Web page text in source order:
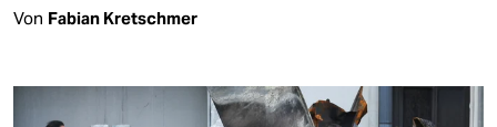
Von Fabian Kretschmer